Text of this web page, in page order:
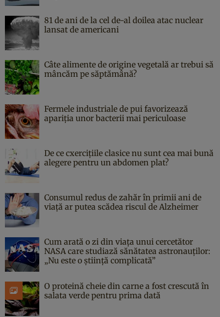
81 de ani de la cel de-al doilea atac nuclear
lansat de americani
Câte alimente de origine vegetală ar trebui să
mâncăm pe săptămână?
Fermele industriale de pui favorizează
apariția unor bacterii mai periculoase
De ce cxercițiile clasice nu sunt cea mai bună
alegere pentru un abdomen plat?
Consumul redus de zahăr în primii ani de
viață ar putea scădea riscul de Alzheimer
Cum arată o zi din viața unui cercetător
NASA care studiază sănătatea astronauților:
„Nu este o știință complicată”
O proteină cheie din carne a fost crescută în
salata verde pentru prima dată